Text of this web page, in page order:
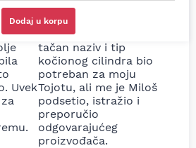
Dodaj u korpu
Uvek
Odlična usluga i
ljubazni prodavci.
Nisam bio siguran koji je
tačan naziv i tip
kočionog cilindra bio
potreban za moju
Tojotu, ali me je Miloš
podsetio, istražio i
preporučio
odgovarajućeg
proizvođača.